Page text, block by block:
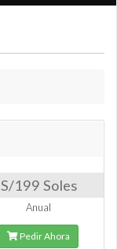
S/199 Soles
Anual
Pedir Ahora